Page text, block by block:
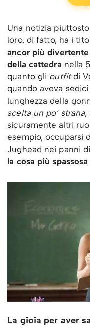
Una notizia
loro, di fatto, ha i
ancor più
della cattedra nella
quanto gli outfitdi
quando aveva
lunghezza della
scelta un po’ strana,
sicuramente altri
esempio, occuparsi
Jughead nei panni
la cosa più
La gioia per aver